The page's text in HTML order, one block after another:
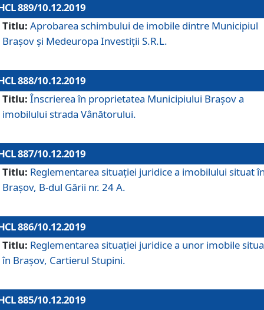
889/10.12.2019
Titlu: Aprobarea schimbului de imobile dintre Municipiul
Brașov și Medeuropa Investiții S.R.L.
888/10.12.2019
Titlu: Înscrierea în proprietatea Municipiului Braşov a
imobilului strada Vânătorului.
887/10.12.2019
Titlu: Reglementarea situației juridice a imobilului situat
Brașov, B-dul Gării nr. 24 A.
886/10.12.2019
Titlu: Reglementarea situaţiei juridice a unor imobile
în Braşov, Cartierul Stupini.
885/10.12.2019